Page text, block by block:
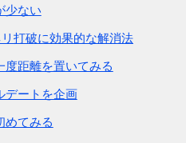
少ない
打破に効果的な解消法
距離を置いてみる
デートを企画
めてみる